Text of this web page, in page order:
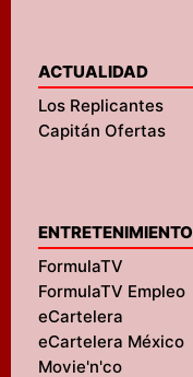
ACTUALIDAD
Los Replicantes
Capitán Ofertas
ENTRETENIMIENTO
FormulaTV
FormulaTV Empleo
eCartelera
eCartelera México
Movie'n'co